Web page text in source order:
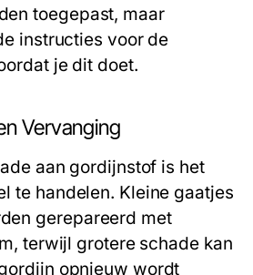
toegepast, maar
instructies voor de
je dit doet.
Vervanging
aan gordijnstof is het
te handelen. Kleine gaatjes
gerepareerd met
terwijl grotere schade kan
opnieuw wordt